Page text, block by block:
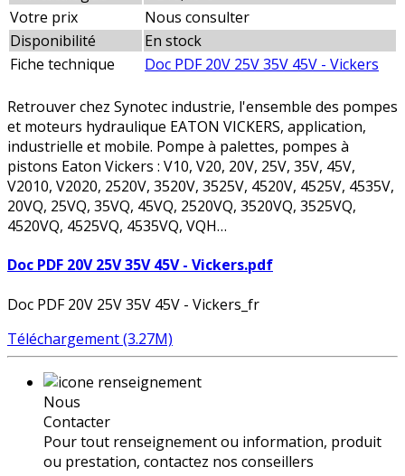
Votre prix
Nous consulter
Disponibilité
En stock
Fiche technique
Doc PDF 20V 25V 35V 45V - Vickers
Retrouver chez Synotec industrie, l'ensemble des pompes
et moteurs hydraulique EATON VICKERS, application,
industrielle et mobile. Pompe à palettes, pompes à
pistons Eaton Vickers : V10, V20, 20V, 25V, 35V, 45V,
V2010, V2020, 2520V, 3520V, 3525V, 4520V, 4525V, 4535V,
20VQ, 25VQ, 35VQ, 45VQ, 2520VQ, 3520VQ, 3525VQ,
4520VQ, 4525VQ, 4535VQ, VQH…
Doc PDF 20V 25V 35V 45V - Vickers.pdf
Doc PDF 20V 25V 35V 45V - Vickers_fr
Téléchargement (3.27M)
Nous
Contacter
Pour tout renseignement ou information, produit
ou prestation, contactez nos conseillers